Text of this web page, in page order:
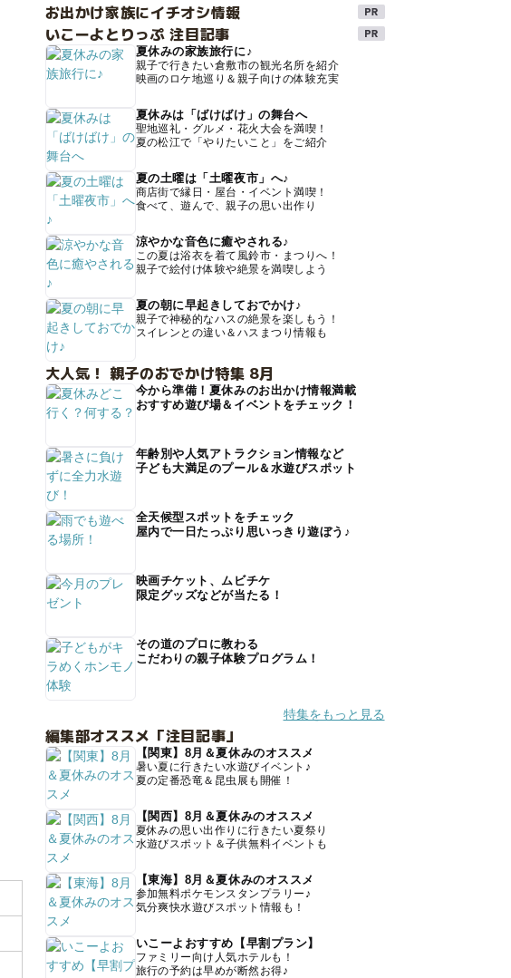
お出かけ家族にイチオシ情報
いこーよとりっぷ 注目記事
夏休みの家族旅行に♪
親子で行きたい倉敷市の観光名所を紹介
映画のロケ地巡り＆親子向けの体験充実
夏休みは「ばけばけ」の舞台へ
聖地巡礼・グルメ・花火大会を満喫！
夏の松江で「やりたいこと」をご紹介
夏の土曜は「土曜夜市」へ♪
商店街で縁日・屋台・イベント満喫！
食べて、遊んで、親子の思い出作り
涼やかな音色に癒やされる♪
この夏は浴衣を着て風鈴市・まつりへ！
親子で絵付け体験や絶景を満喫しよう
夏の朝に早起きしておでかけ♪
親子で神秘的なハスの絶景を楽しもう！
スイレンとの違い＆ハスまつり情報も
大人気！ 親子のおでかけ特集 8月
今から準備！夏休みのお出かけ情報満載
おすすめ遊び場＆イベントをチェック！
年齢別や人気アトラクション情報など
子ども大満足のプール＆水遊びスポット
全天候型スポットをチェック
屋内で一日たっぷり思いっきり遊ぼう♪
映画チケット、ムビチケ
限定グッズなどが当たる！
その道のプロに教わる
こだわりの親子体験プログラム！
特集をもっと見る
編集部オススメ「注目記事」
【関東】8月＆夏休みのオススメ
暑い夏に行きたい水遊びイベント♪
夏の定番恐竜＆昆虫展も開催！
【関西】8月＆夏休みのオススメ
夏休みの思い出作りに行きたい夏祭り
水遊びスポット＆子供無料イベントも
【東海】8月＆夏休みのオススメ
参加無料ポケモンスタンプラリー♪
気分爽快水遊びスポット情報も！
いこーよおすすめ【早割プラン】
ファミリー向け人気ホテルも！
旅行の予約は早めが断然お得♪